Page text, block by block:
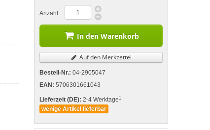
Anzahl:
In den Warenkorb
Auf den Merkzettel
Bestell-Nr.: 04-2905047
EAN: 5706301661043
Lieferzeit (DE): 2-4 Werktage 1
wenige Artikel lieferbar